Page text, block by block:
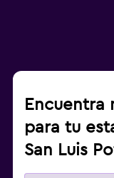
Encuentra
para tu
San Luis